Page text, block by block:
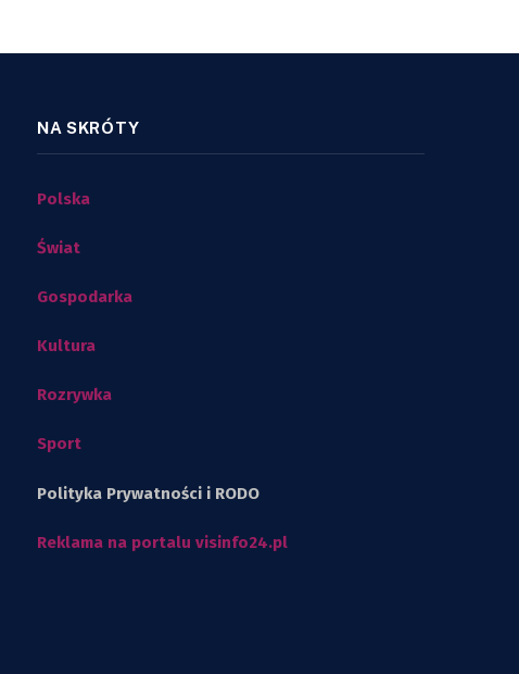
NA SKRÓTY
Polska
Świat
Gospodarka
Kultura
Rozrywka
Sport
Polityka Prywatności i RODO
Reklama na portalu visinfo24.pl